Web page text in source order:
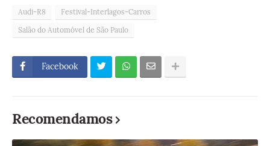
Audi-R8
Festival-Interlagos-Carros
Salão do Automóvel de São Paulo
Facebook
Recomendamos